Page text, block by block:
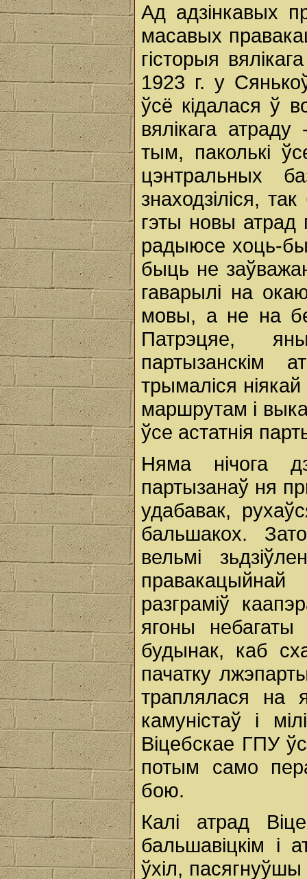
Ад адзінкавых
масавых
гісторыя
1923 г. у
ўсё кідалася ў
вялікага
тым, паколькі
цэнтральных
знаходзіліся,
гэты новы атрад
радыюсе хоць-бы
быць не
гаварылі на
мовы, a не на
Патрэцяе,
партызанскім
трымаліся
маршрутам i
ўсе астатнія
Няма нічога
партызанаў ня
удабавак,
бальшакох.
вельмі
разграміў
ягоны
будынак, каб
пачатку
траплялася на
камуністаў i
Віцебскае ГПУ
потым само
бою.
Калі атрад
бальшавіцкім i
ўхіл,